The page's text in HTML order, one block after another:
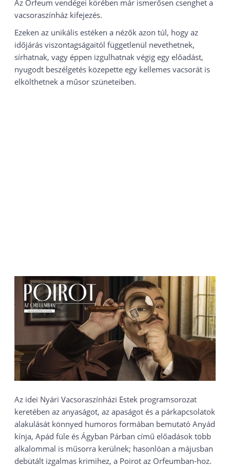
Az Orfeum vendégei körében már ismerősen csenghet a
vacsoraszínház kifejezés.
Ezeken az unikális estéken a nézők azon túl, hogy az
időjárás viszontagságaitól függetlenül nevethetnek,
sírhatnak, vagy éppen izgulhatnak végig egy előadást,
nyugodt beszélgetés közepette egy kellemes vacsorát is
elkölthetnek a műsor szüneteiben.
Az idei Nyári Vacsoraszínházi Estek programsorozat
keretében az anyaságot, az apaságot és a párkapcsolatok
alakulását könnyed humoros formában bemutató Anyád
kínja, Apád füle és Ágyban Párban című előadások több
alkalommal is műsorra kerülnek; hasonlóan a májusban
debütált izgalmas krimihez, a Poirot az Orfeumban-hoz.